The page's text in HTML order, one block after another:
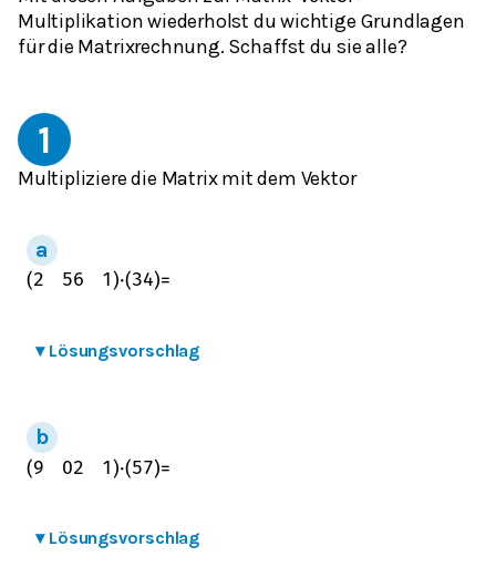
Multiplikation wiederholst du wichtige Grundlagen
für die Matrixrechnung. Schaffst du sie alle?
1
Multipliziere die Matrix mit dem Vektor
(2 56 1 )⋅(34)=
▾ Lösungsvorschlag
(9 02 1 )⋅(57)=
▾ Lösungsvorschlag